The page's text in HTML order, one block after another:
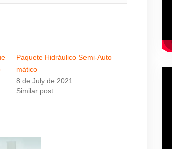
Paquete Hidráulico Semi-Auto
mático
8 de July de 2021
Similar post